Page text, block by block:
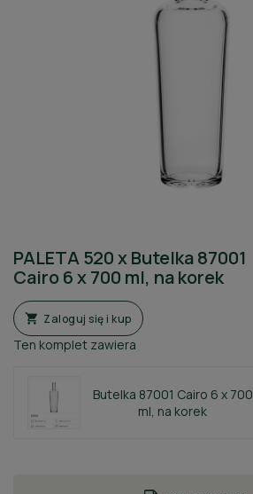
PALETA 520 x Butelka 87001
Cairo 6 x 700 ml, na korek
 Zaloguj się i kup
Ten komplet zawiera
Butelka 87001 Cairo 6 x 700
ml, na korek